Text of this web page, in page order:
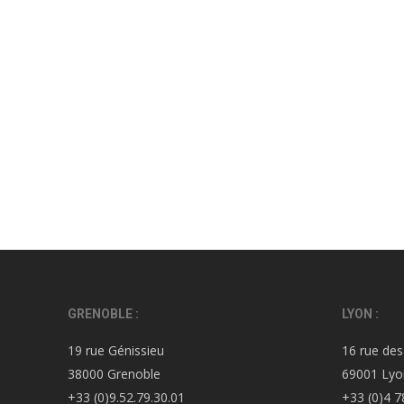
GRENOBLE :
19 rue Génissieu
38000 Grenoble
+33 (0)9.52.79.30.01
LYON :
16 rue
69001
+33 (0)4